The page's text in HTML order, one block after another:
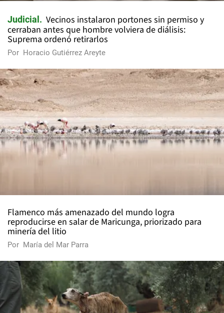
Judicial
Vecinos instalaron portones sin permiso y
cerraban antes que hombre volviera de diálisis:
Suprema ordenó retirarlos
Por Horacio Gutiérrez Areyte
Flamenco más amenazado del mundo logra
reproducirse en salar de Maricunga, priorizado para
minería del litio
Por María del Mar Parra